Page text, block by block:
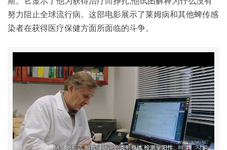
努力阻止全球流行病。这部电影展示了莱姆病和其他蜱传感
染者在获得医疗保健方面所面临的斗争。